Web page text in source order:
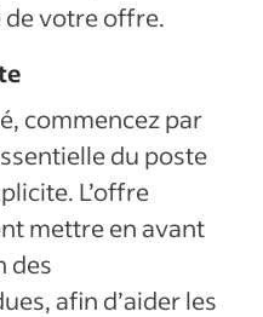
votre offre.
commencez par
du poste
L’offre
mettre en avant
des
afin d’aider les